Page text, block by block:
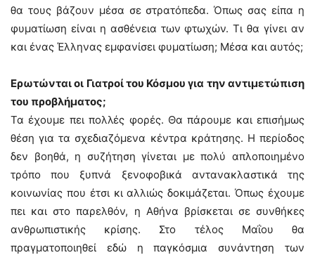
θα τους βάζουν μέσα σε στρατόπεδα. Όπως σας είπα η
φυματίωση είναι η ασθένεια των φτωχών. Τι θα γίνει αν
και ένας Έλληνας εμφανίσει φυματίωση; Μέσα και αυτός;
Ερωτώνται οι Γιατροί του Κόσμου για την αντιμετώπιση
του προβλήματος;
Τα έχουμε πει πολλές φορές. Θα πάρουμε και επισήμως
θέση για τα σχεδιαζόμενα κέντρα κράτησης. Η περίοδος
δεν βοηθά, η συζήτηση γίνεται με πολύ απλοποιημένο
τρόπο που ξυπνά ξενοφοβικά αντανακλαστικά της
κοινωνίας που έτσι κι αλλιώς δοκιμάζεται. Όπως έχουμε
πει και στο παρελθόν, η Αθήνα βρίσκεται σε συνθήκες
ανθρωπιστικής κρίσης. Στο τέλος Μαΐου θα
πραγματοποιηθεί εδώ η παγκόσμια συνάντηση των